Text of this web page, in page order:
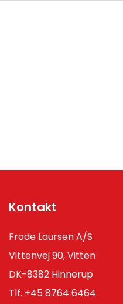
Kontakt
Frode Laursen A/S
Vittenvej 90, Vitten
DK-8382 Hinnerup
Tlf. +45 8764 6464